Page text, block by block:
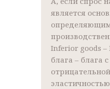
является
Inferior goods
блага – блага с
отрицательной